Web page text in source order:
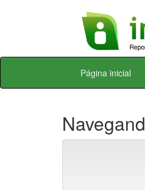
Skip
Página inicial